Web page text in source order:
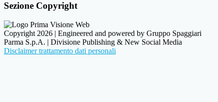
Sezione Copyright
Copyright 2026 | Engineered and powered by Gruppo Spaggiari
Parma S.p.A. | Divisione Publishing & New Social Media
Disclaimer trattamento dati personali